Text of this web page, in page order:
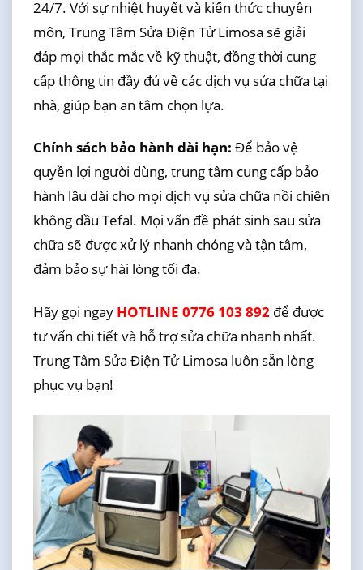
24/7. Với sự nhiệt huyết và kiến thức chuyên
môn, Trung Tâm Sửa Điện Tử Limosa sẽ giải
đáp mọi thắc mắc về kỹ thuật, đồng thời cung
cấp thông tin đầy đủ về các dịch vụ sửa chữa tại
nhà, giúp bạn an tâm chọn lựa.
Chính sách bảo hành dài hạn: Để bảo vệ
quyền lợi người dùng, trung tâm cung cấp bảo
hành lâu dài cho mọi dịch vụ sửa chữa nồi chiên
không dầu Tefal. Mọi vấn đề phát sinh sau sửa
chữa sẽ được xử lý nhanh chóng và tận tâm,
đảm bảo sự hài lòng tối đa.
Hãy gọi ngay HOTLINE 0776 103 892để được
tư vấn chi tiết và hỗ trợ sửa chữa nhanh nhất.
Trung Tâm Sửa Điện Tử Limosa luôn sẵn lòng
phục vụ bạn!